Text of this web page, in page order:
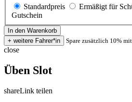
Standardpreis
Ermäßigt für
Gutschein
Spare zusätzlich 10%
close
Üben Slot
shareLink teilen